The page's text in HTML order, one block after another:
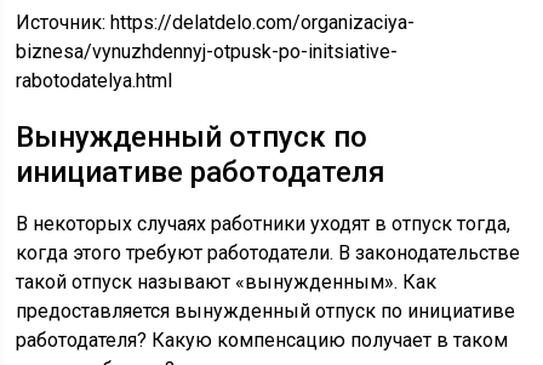
Источник:https://delatdelo.com/organizaciya-
biznesa/vynuzhdennyj-otpusk-po-initsiative-
rabotodatelya.html
Вынужденный отпуск по
инициативе работодателя
В некоторых случаях работники уходят в отпуск тогда,
когда этого требуют работодатели. В законодательстве
такой отпуск называют «вынужденным». Как
предоставляется вынужденный отпуск по инициативе
работодателя? Какую компенсацию получает в таком